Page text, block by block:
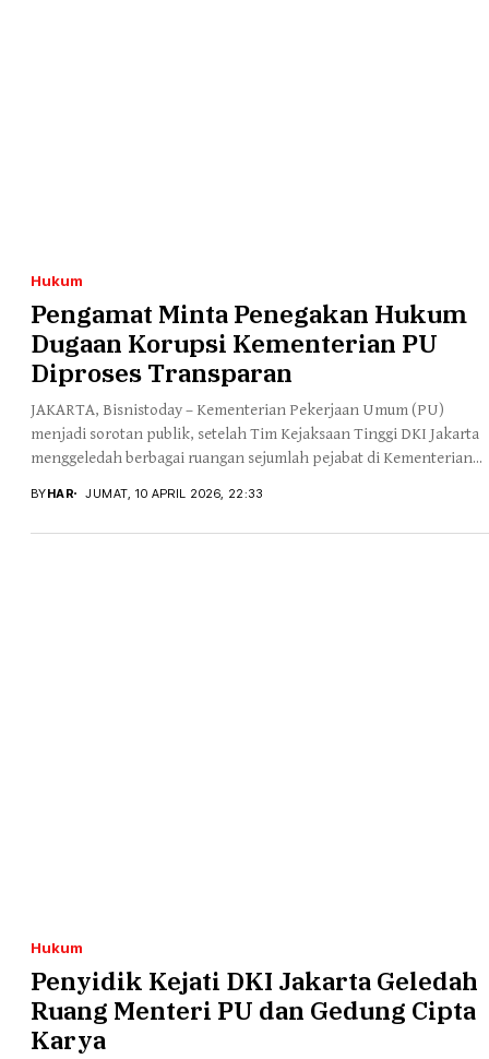
Hukum
Pengamat Minta Penegakan Hukum
Dugaan Korupsi Kementerian PU
Diproses Transparan
JAKARTA, Bisnistoday – Kementerian Pekerjaan Umum (PU)
menjadi sorotan publik, setelah Tim Kejaksaan Tinggi DKI Jakarta
menggeledah berbagai ruangan sejumlah pejabat di Kementerian...
BYHAR JUMAT, 10 APRIL 2026, 22:33
Hukum
Penyidik Kejati DKI Jakarta Geledah
Ruang Menteri PU dan Gedung Cipta
Karya